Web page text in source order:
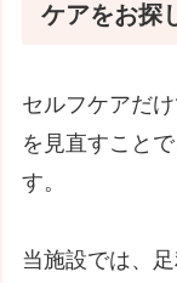
ケアをお探
セルフケアだ
を見直すこと
す。
当施設では、